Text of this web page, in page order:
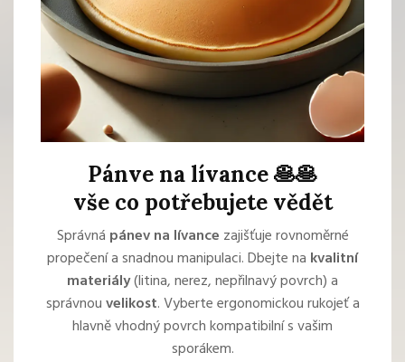
Pánve na lívance 🥞🥞
vše co potřebujete vědět
Správná pánev na lívance zajišťuje rovnoměrné
propečení a snadnou manipulaci. Dbejte na kvalitní
materiály(litina, nerez, nepřilnavý povrch) a
správnouvelikost. Vyberte ergonomickou rukojeť a
hlavně vhodný povrch kompatibilní s vašim
sporákem.